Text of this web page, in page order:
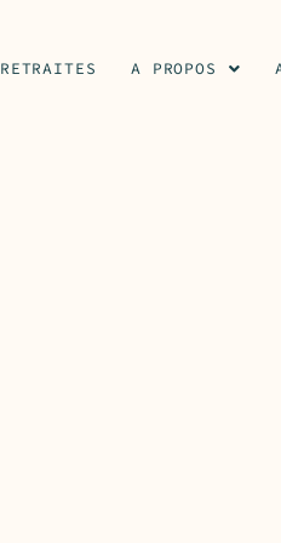
RETRAITES A PROPOS